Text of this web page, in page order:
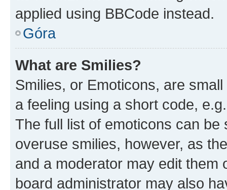
applied using BBCode instead.
Góra
What are Smilies?
Smilies, or Emoticons, are
a feeling using a short code,
The full list of emoticons can
overuse smilies, however, as
and a moderator may edit them
board administrator may also